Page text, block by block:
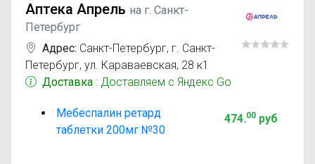
Аптека Апрель на г. Санкт-
Петербург
Адрес: Санкт-Петербург, г. Санкт-
Петербург, ул. Караваевская, 28 к1
Доставка : Доставляем с Яндекс Go
Мебеспалин ретард
таблетки 200мг №30
474.00руб